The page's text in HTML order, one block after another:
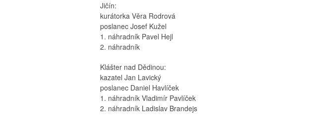
Jičín:
kurátorka Věra Rodrová
poslanec Josef Kužel
1. náhradník Pavel Hejl
2. náhradník
Klášter nad Dědinou:
kazatel Jan Lavický
poslanec Daniel Havlíček
1. náhradník Vladimír Pavlíček
2. náhradník Ladislav Brandejs